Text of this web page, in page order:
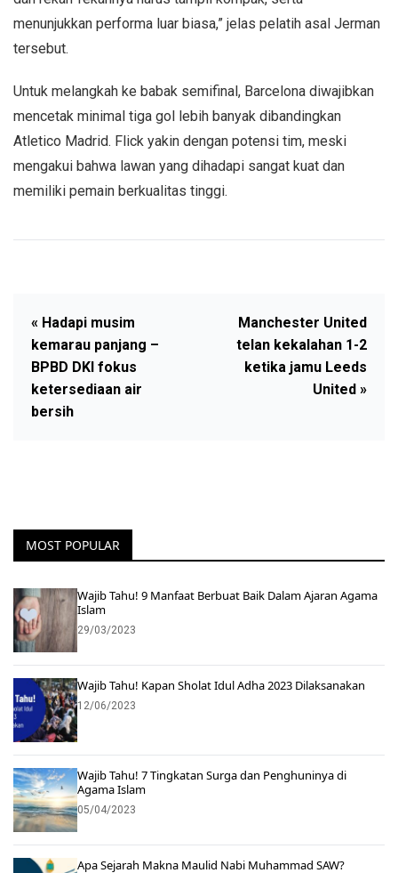
menunjukkan performa luar biasa,” jelas pelatih asal Jerman
tersebut.
Untuk melangkah ke babak semifinal, Barcelona diwajibkan
mencetak minimal tiga gol lebih banyak dibandingkan
Atletico Madrid. Flick yakin dengan potensi tim, meski
mengakui bahwa lawan yang dihadapi sangat kuat dan
memiliki pemain berkualitas tinggi.
« Hadapi musim
kemarau panjang –
BPBD DKI fokus
ketersediaan air
bersih
Manchester United
telan kekalahan 1-2
ketika jamu Leeds
United »
MOST POPULAR
Wajib Tahu! 9 Manfaat Berbuat Baik Dalam Ajaran Agama
Islam
29/03/2023
Wajib Tahu! Kapan Sholat Idul Adha 2023 Dilaksanakan
12/06/2023
Wajib Tahu! 7 Tingkatan Surga dan Penghuninya di
Agama Islam
05/04/2023
Apa Sejarah Makna Maulid Nabi Muhammad SAW?